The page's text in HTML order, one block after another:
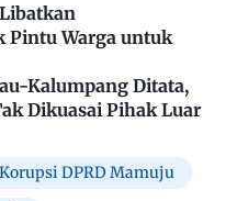
Pintu Warga untuk
Kalumpang Ditata,
Dikuasai Pihak Luar
DPRD Mamuju